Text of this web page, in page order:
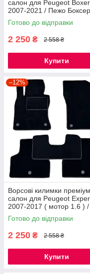
салон для Peugeot Boxer
2007-2021 / Пежо Боксер
килимки
Готово до відправки
2 250 ₴ 2 558 ₴
Купити
–12%
Ворсові килимки
салон для Peugeot
2007-2017 ( мотор 1.6 ) /
Пежо Експерт килимки
Готово до відправки
2 250 ₴ 2 558 ₴
Купити